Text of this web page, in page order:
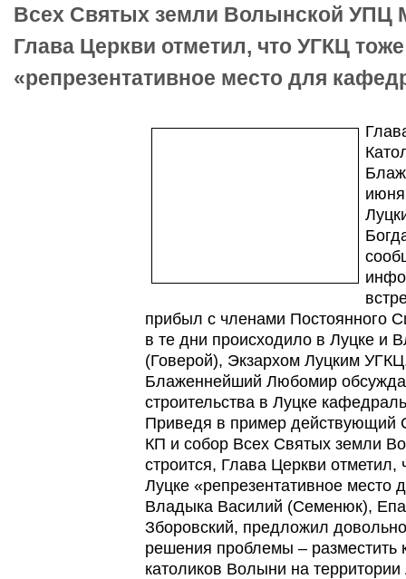
Всех Святых земли Волынской УПЦ
Глава Церкви отметил, что УГКЦ
«репрезентативное место для
прибыл с членами Постоянного
в те дни происходило в Луцке и
(Говерой), Экзархом Луцким
Блаженнейший Любомир
строительства в Луцке
Приведя в пример действующий
КП и собор Всех Святых земли
строится, Глава Церкви
Луцке «репрезентативное место
Владыка Василий (Семенюк),
Зборовский, предложил
решения проблемы – разместить
католиков Волыни на территории